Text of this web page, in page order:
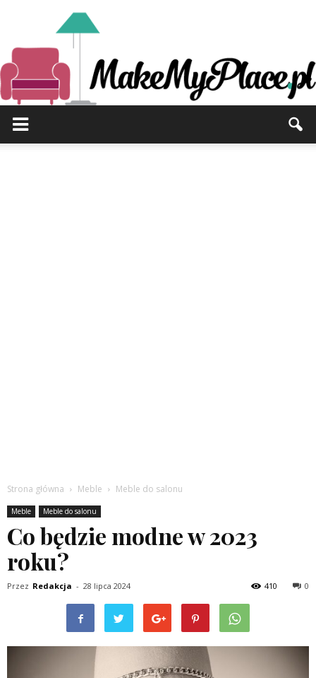
Strona główna Meble Meble do salonu
Meble Meble do salonu
Co będzie modne w 2023
roku?
Przez Redakcja - 28 lipca 2024 0
410